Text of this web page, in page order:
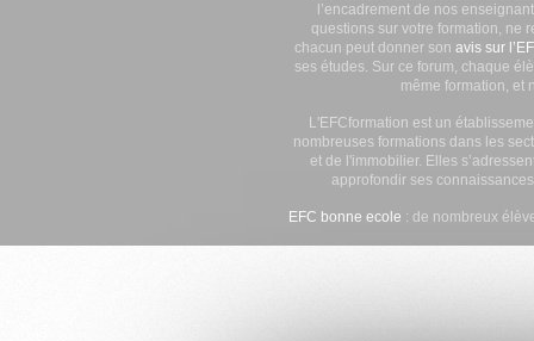
l’encadrement de nos
questions sur votre formation, ne
chacun peut donner son avis sur
ses études. Sur ce forum, chaque
même formation, et
L'EFCformation est un
nombreuses formations dans les
et de l'immobilier. Elles
approfondir ses
EFC bonne ecole : de nombreux